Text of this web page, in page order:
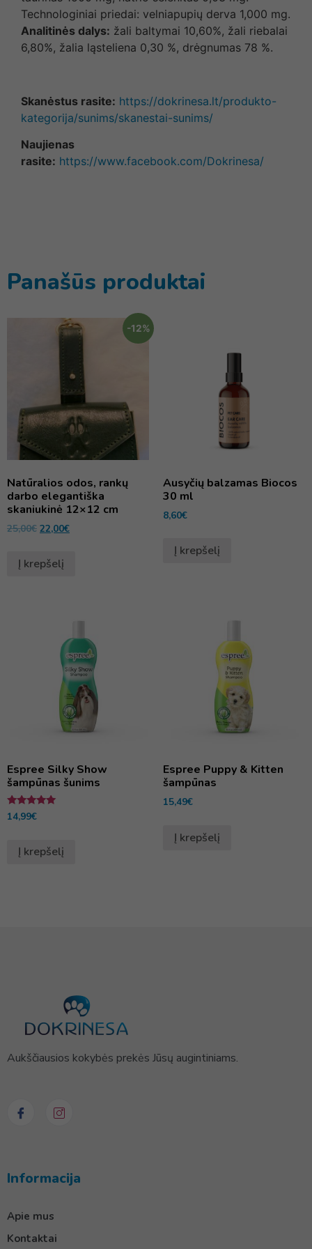
Technologiniai priedai: velniapupių derva 1,000 mg.
Analitinės dalys: žali baltymai 10,60%, žali riebalai
6,80%, žalia ląsteliena 0,30 %, drėgnumas 78 %.
Skanėstus rasite: https://dokrinesa.lt/produkto-
kategorija/sunims/skanestai-sunims/
Naujienas
rasite: https://www.facebook.com/Dokrinesa/
Panašūs produktai
-12%
Natūralios odos, rankų
darbo elegantiška
skaniukinė 12×12 cm
25,00€ 22,00€
Į krepšelį
Ausyčių balzamas Biocos
30 ml
8,60€
Į krepšelį
Espree Silky Show
šampūnas šunims
Įvertinimas:
5.00
14,99€
Į krepšelį
Espree Puppy & Kitten
šampūnas
15,49€
Į krepšelį
Aukščiausios kokybės prekės Jūsų augintiniams.
Informacija
Apie mus
Kontaktai